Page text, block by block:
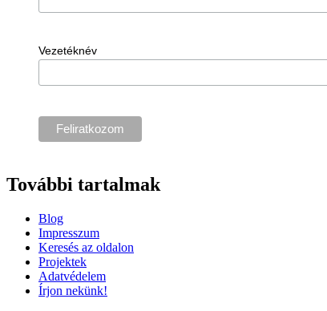
Vezetéknév
További tartalmak
Blog
Impresszum
Keresés az oldalon
Projektek
Adatvédelem
Írjon nekünk!